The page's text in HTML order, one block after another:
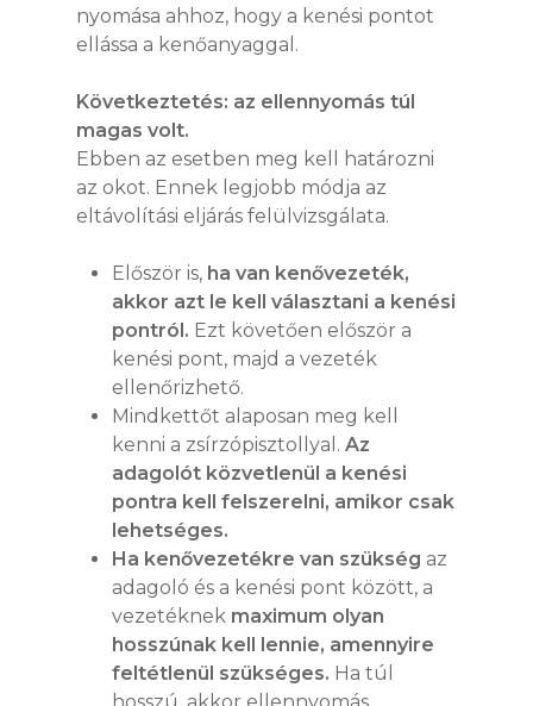
nyomása ahhoz, hogy a kenési pontot
ellássa a kenőanyaggal.
Következtetés: az ellennyomás túl
magas volt.
Ebben az esetben meg kell határozni
az okot. Ennek legjobb módja az
eltávolítási eljárás felülvizsgálata.
Először is, ha van kenővezeték,
akkor azt le kell választani a kenési
pontról. Ezt követően először a
kenési pont, majd a vezeték
ellenőrizhető.
Mindkettőt alaposan meg kell
kenni a zsírzópisztollyal.Az
adagolót közvetlenül a kenési
pontra kell felszerelni, amikor csak
lehetséges.
Ha kenővezetékre van szükség az
adagoló és a kenési pont között, a
vezetéknek maximum olyan
hosszúnak kell lennie, amennyire
feltétlenül szükséges. Ha túl